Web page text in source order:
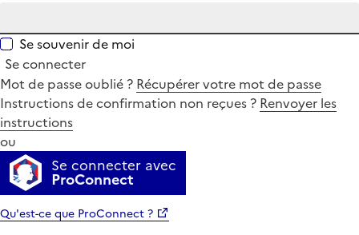
Se souvenir de moi
Se connecter
Mot de passe oublié ? Récupérer votre mot de passe
Instructions de confirmation non reçues ? Renvoyer les
instructions
ou
Se connecter avec
ProConnect
Qu'est-ce que ProConnect ?